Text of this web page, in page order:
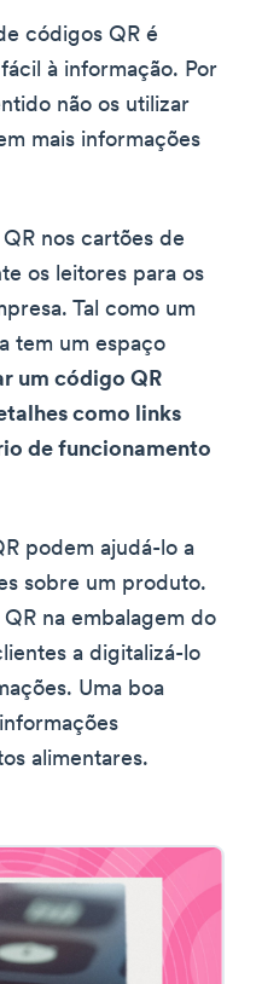
códigos QR é
à informação. Por
não os utilizar
mais informações
nos cartões de
os leitores para os
Tal como um
tem um espaço
um código QR
como links
de funcionamento
podem ajudá-lo a
sobre um produto.
na embalagem do
a digitalizá-lo
Uma boa
alimentares.